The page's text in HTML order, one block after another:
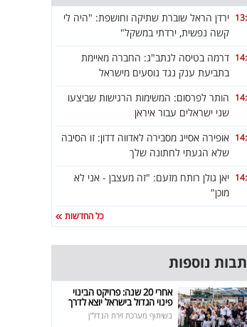
ירדן הראל שוברת שתיקה וחושפת: "היה לי
קשה נפשית, ירדתי במשקל"
דרמה בטיסה לנתב"ג: החברה מאיימת
בתביעת ענק נגד נוסעים מישראל
הותר לפרסום: המשימות הרגישות שביצעו
שני ישראלים עבור איראן
אופירה אסייג מסבירה לאדווה דדון: זו הסיבה
שלא הגעתי לחתונה שלך
יאן גולן רותח מזעם: "זה מעצבן - אני לא
מוכן"
כל החדשות
נוספות
אחרי 20 שנה: פרויקט הבינוי
פינוי הגדול בישראל יוצא לדרך
בשיתוף מערכת זירת הנדל"ן